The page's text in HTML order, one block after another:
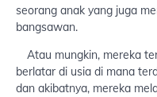
seorang anak yang juga
bangsawan.
Atau mungkin, mereka
berlatar di usia di mana
dan akibatnya, mereka